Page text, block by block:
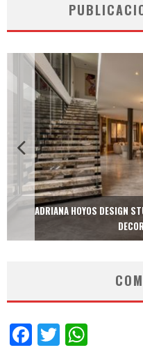
ADRIANA HOYOS DESIGN
Facebook
Twitter